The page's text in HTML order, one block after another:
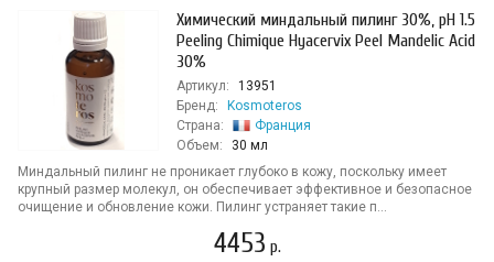
Химический миндальный пилинг 30%, pH 1.5
Peeling Chimique Hyacervix Peel Mandelic Acid
30%
Артикул:
13951
Бренд:
Kosmoteros
Страна:
Франция
Объем:
30 мл
Миндальный пилинг не проникает глубоко в кожу, поскольку имеет
крупный размер молекул, он обеспечивает эффективное и безопасное
очищение и обновление кожи. Пилинг устраняет такие п...
4453 р.